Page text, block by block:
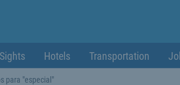
Sights Hotels Transportation
para "especial"